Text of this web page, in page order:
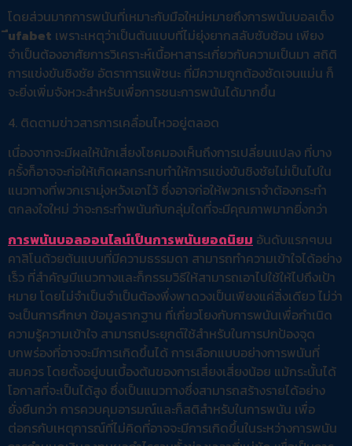
โดยส่วนมากการพนันที่เหมาะกับมือใหม่หมายถึงการพนันบอลเต็ง
ีufabet เพราะเหตุว่าเป็นต้นแบบที่ไม่ยุ่งยากสลับซับซ้อน เพียง
จำเป็นต้องอาศัยการวิเคราะห์เนื้อหาสาระเกี่ยวกับความเป็นมา สถิติ
การแข่งขันชิงชัย อัตราการแพ้ชนะ ที่มีความถูกต้องชัดเจนแม่น ก็
จะยิ่งเพิ่มจังหวะสำหรับเพื่อการชนะการพนันได้มากขึ้น
4. ติดตามข่าวสารการเคลื่อนไหวอยู่ตลอด
เนื่องจากจะมีผลให้นักเสี่ยงโชคมองเห็นถึงการเปลี่ยนแปลง ที่บาง
ครั้งก็อาจจะก่อให้เกิดผลกระทบทำให้การแข่งขันชิงชัยไม่เป็นไปใน
แนวทางที่พวกเรามุ่งหวังเอาไว้ ซึ่งอาจก่อให้พวกเราจำต้องกระทำ
ตกลงใจใหม่ ว่าจะกระทำพนันกับกลุ่มใดที่จะมีคุณภาพมากยิ่งกว่า
การพนันบอลออนไลน์เป็นการพนันยอดนิยม อันดับแรกๆบน
คาสิโนด้วยต้นแบบที่มีความธรรมดา สามารถทำความเข้าใจได้อย่าง
เร็ว ที่สำคัญมีแนวทางและก็กรรมวิธีให้สามารถเอาไปใช้ให้ไปถึงเป้า
หมาย โดยไม่จำเป็นจำเป็นต้องพึ่งพาดวงเป็นเพียงแค่สิ่งเดียว ไม่ว่า
จะเป็นการศึกษา ข้อมูลรากฐาน ที่เกี่ยวโยงกับการพนันเพื่อกำเนิด
ความรู้ความเข้าใจ สามารถประยุกต์ใช้สำหรับในการปกป้องจุด
บกพร่องที่อาจจะมีการเกิดขึ้นได้ การเลือกแบบอย่างการพนันที่
สมควร โดยตั้งอยู่บนเบื้องต้นของการเสี่ยงเสี่ยงน้อย แม้กระนั้นได้
โอกาสที่จะเป็นได้สูง ซึ่งเป็นแนวทางซึ่งสามารถสร้างรายได้อย่าง
ยั่งยืนกว่า การควบคุมอารมณ์และก็สติสำหรับในการพนัน เพื่อ
ต่อกรกับเหตุการณ์ที่ไม่คิดที่อาจจะมีการเกิดขึ้นในระหว่างการพนัน